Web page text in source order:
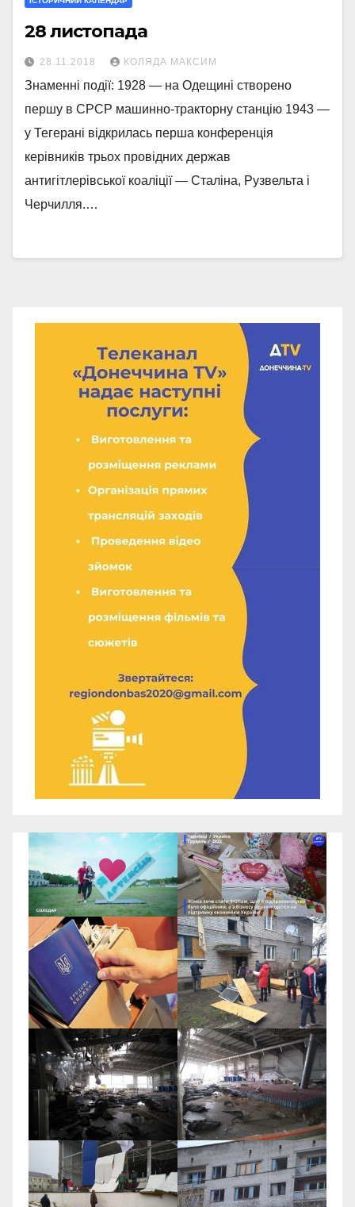
28 листопада
28.11.2018 КОЛЯДА МАКСИМ
Знаменні події: 1928 — на Одещині створено
першу в СРСР машинно-тракторну станцію 1943 —
у Тегерані відкрилась перша конференція
керівників трьох провідних держав
антигітлерівської коаліції — Сталіна, Рузвельта і
Черчилля.…